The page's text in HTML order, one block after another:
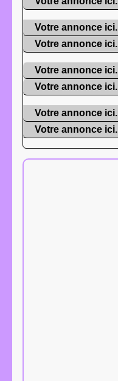
Votre annonce ici.
Votre annonce ici.
Votre annonce ici.
Votre annonce ici.
Votre annonce ici.
Votre annonce ici.